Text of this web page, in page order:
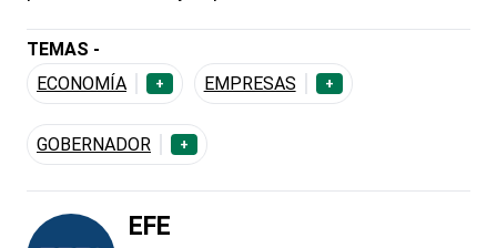
TEMAS -
ECONOMÍA
+ EMPRESAS +
GOBERNADOR +
EFE